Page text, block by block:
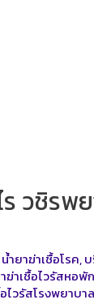
ร วชิร
น้ำยาฆ่าเชื้อโรค,
ฆ่าเชื้อไวรัสหอพั
ไวรัสโรงพยาบา